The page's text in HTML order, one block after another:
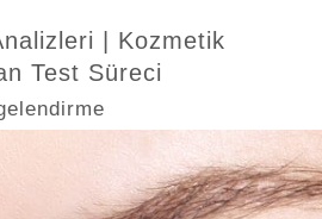
I
O
N
| Kozmetik
Test Süreci